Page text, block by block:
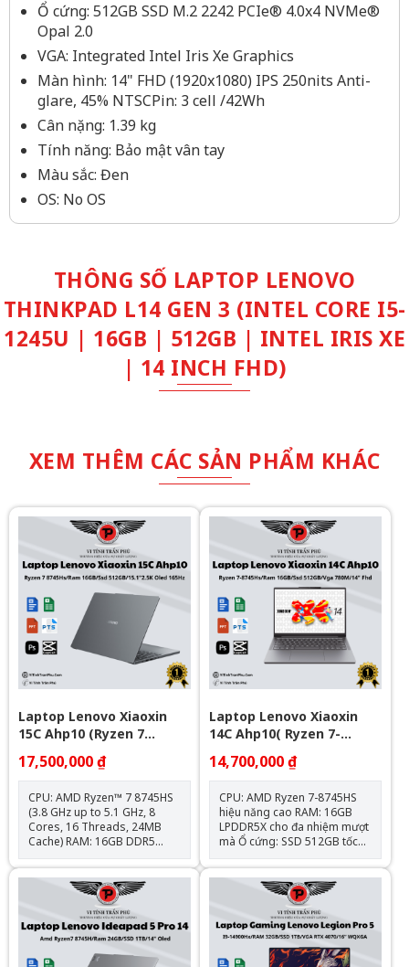
Ổ cứng: 512GB SSD M.2 2242 PCIe® 4.0x4 NVMe®
Opal 2.0
VGA: Integrated Intel Iris Xe Graphics
Màn hình: 14" FHD (1920x1080) IPS 250nits Anti-
glare, 45% NTSCPin: 3 cell /42Wh
Cân nặng: 1.39 kg
Tính năng: Bảo mật vân tay
Màu sắc: Đen
OS: No OS
THÔNG SỐ LAPTOP LENOVO
THINKPAD L14 GEN 3 (INTEL CORE I5-
1245U | 16GB | 512GB | INTEL IRIS XE
| 14 INCH FHD)
XEM THÊM CÁC SẢN PHẨM KHÁC
Laptop Lenovo Xiaoxin
15C Ahp10 (Ryzen 7
8745Hs\Ram 16Gb\Ssd
512Gb\15.1"2.5K Oled
165Hz)
17,500,000 ₫
CPU: AMD Ryzen™ 7 8745HS
(3.8 GHz up to 5.1 GHz, 8
Cores, 16 Threads, 24MB
Cache) RAM: 16GB DDR5
6400MHz (8GB onboard +
8GB) Ổ cứng: 512GB M.2
NVMe PCIe SSD Card
VGA: AMD Radeon Graphic
2.5K(2560x1600) OLED, tần
số quét 165Hz, độ sáng
500nits, độ phủ màu 100%
Laptop Lenovo Xiaoxin
14C Ahp10( Ryzen 7-
8745Hs | Ram 16Gb | Ssd
512Gb | Vga 780M |
14Inch Fhd+_Luna Grey)
14,700,000 ₫
CPU: AMD Ryzen 7-8745HS
hiệu năng cao RAM: 16GB
LPDDR5X cho đa nhiệm mượt
mà Ổ cứng: SSD 512GB tốc
độ cao Màn hình: 14 inch
FHD+ sắc nét Card đồ
họa: AMD Radeon 780M tích
– dễ dàng di chuyển